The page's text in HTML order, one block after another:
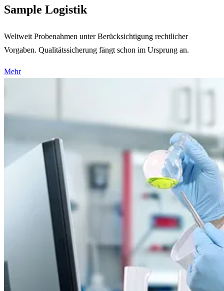
Sample Logistik
Weltweit Probenahmen unter Berücksichtigung rechtlicher
Vorgaben. Qualitätssicherung fängt schon im Ursprung an.
Mehr